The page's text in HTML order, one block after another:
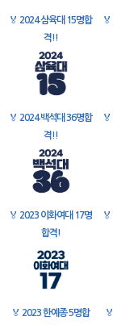
🏅 2024 삼육대 15명합
격!!
🏅
🏅 2024 백석대 36명합
격!!
🏅
🏅 2023 이화여대 17명
합격!
🏅
🏅 2023 한예종 5명합
🏅